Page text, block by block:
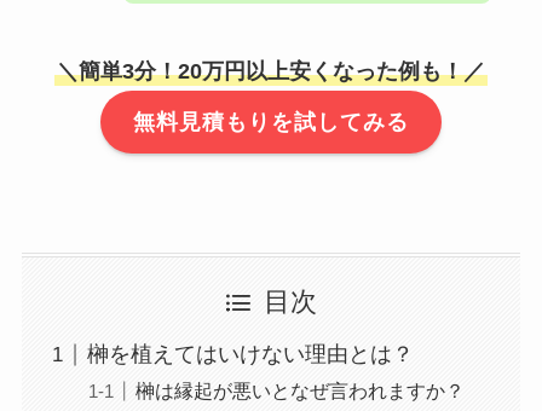
＼簡単3分！20万円以上安くなった例も！／
無料見積もりを試してみる
目次
榊を植えてはいけない理由とは？
榊は縁起が悪いとなぜ言われますか？